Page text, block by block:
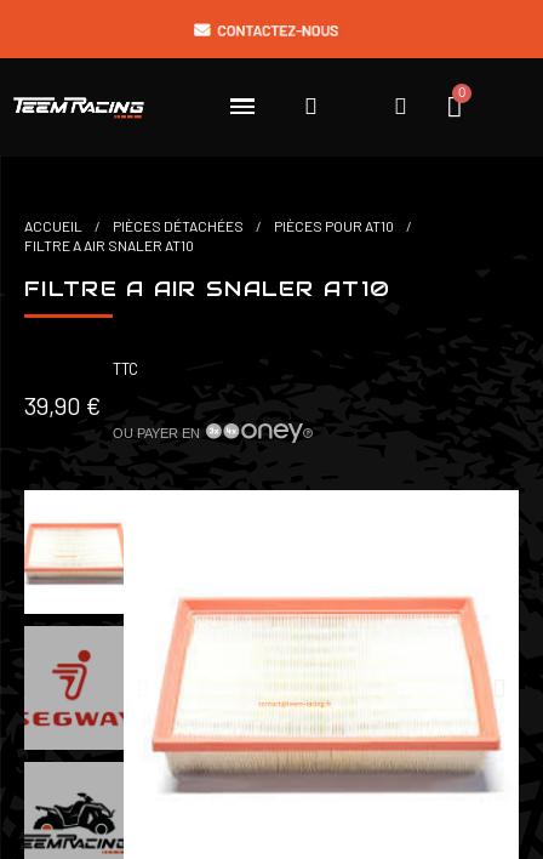
ACCUEIL PIÈCES DÉTACHÉES
PIÈCES POUR AT10
FILTRE A AIR SNALER AT10
FILTRE A AIR SNALER AT10
39,90 €
TTC
OU PAYER EN